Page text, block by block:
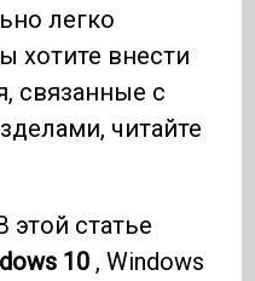
легко
хотите внести
связанные с
читайте
этой статье
10 , Windows